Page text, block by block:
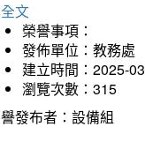
文
榮譽事項：
發佈單位：教務處
建立時間：2025-
瀏覽次數：315
發布者：設備組